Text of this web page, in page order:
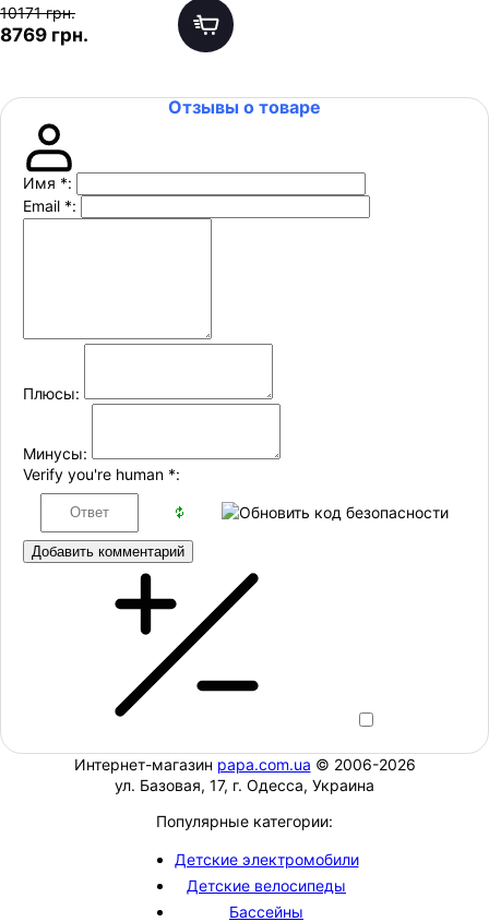
10171 грн.
8769 грн.
Отзывы о товаре
Имя *:
Email *:
Плюсы:
Минусы:
Verify you're human *:
Добавить комментарий
Интернет-магазин papa.com.ua © 2006-2026
ул. Базовая, 17, г. Одесса, Украина
Популярные категории:
Детские электромобили
Детские велосипеды
Бассейны